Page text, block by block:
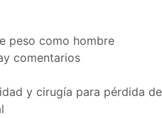
peso como hombre
comentarios
y cirugía para pérdida